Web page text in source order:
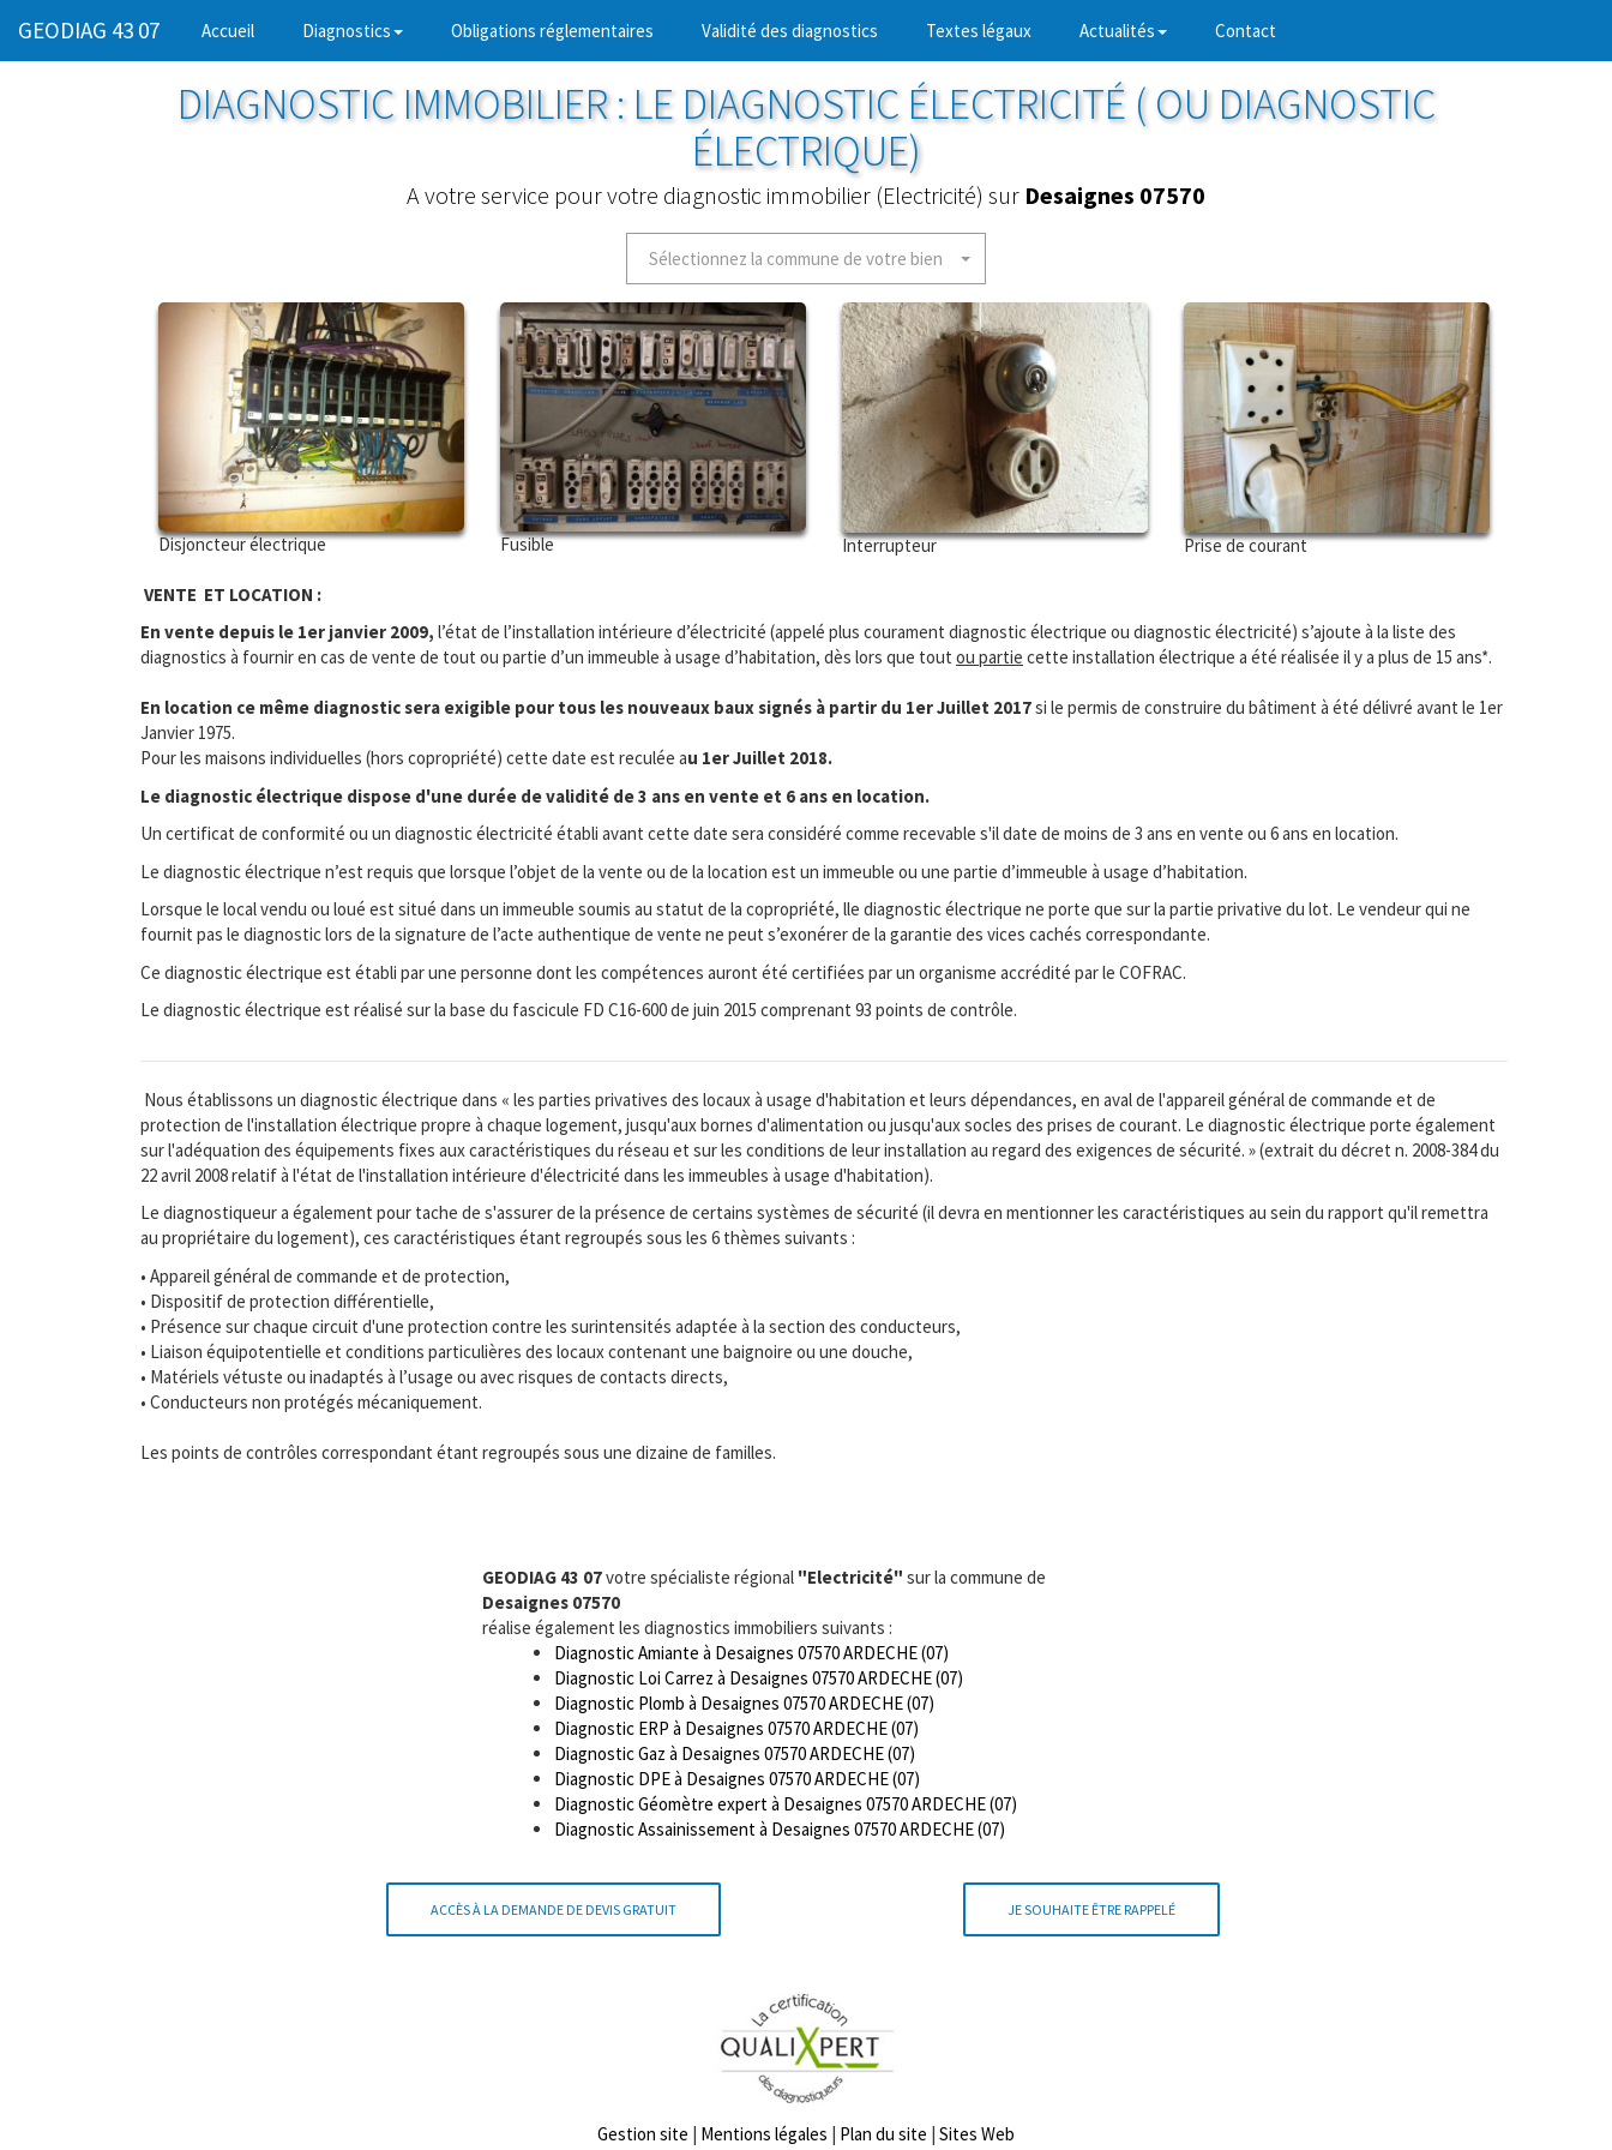
GEODIAG 43 07 Accueil (current)Diagnostics Obligations réglementaires Validité des diagnostics Textes légaux Actualités Contact
DIAGNOSTIC IMMOBILIER : LE DIAGNOSTIC ÉLECTRICITÉ ( OU DIAGNOSTIC
ÉLECTRIQUE)
A votre service pour votre diagnostic immobilier (Electricité) sur Desaignes 07570
Sélectionnez la commune de votre bien
Disjoncteur électrique Fusible Interrupteur Prise de courant
VENTE ET LOCATION :
En vente depuis le 1er janvier 2009, l’état de l’installation intérieure d’électricité (appelé plus courament diagnostic électrique ou diagnostic électricité) s’ajoute à la liste des
diagnostics à fournir en cas de vente de tout ou partie d’un immeuble à usage d’habitation, dès lors que tout ou partie cette installation électrique a été réalisée il y a plus de 15 ans*.
En location ce même diagnostic sera exigible pour tous les nouveaux baux signés à partir du 1er Juillet 2017si le permis de construire du bâtiment à été délivré avant le 1er
Janvier 1975.
Pour les maisons individuelles (hors copropriété) cette date est reculée au 1er Juillet 2018.
Le diagnostic électrique dispose d'une durée de validité de 3 ans en vente et 6 ans en location.
Un certificat de conformité ou un diagnostic électricité établi avant cette date sera considéré comme recevable s'il date de moins de 3 ans en vente ou 6 ans en location.
Le diagnostic électrique n’est requis que lorsque l’objet de la vente ou de la location est un immeuble ou une partie d’immeuble à usage d’habitation.
Lorsque le local vendu ou loué est situé dans un immeuble soumis au statut de la copropriété, lle diagnostic électrique ne porte que sur la partie privative du lot. Le vendeur qui ne
fournit pas le diagnostic lors de la signature de l’acte authentique de vente ne peut s’exonérer de la garantie des vices cachés correspondante.
Ce diagnostic électrique est établi par une personne dont les compétences auront été certifiées par un organisme accrédité par le COFRAC.
Le diagnostic électrique est réalisé sur la base du fascicule FD C16-600 de juin 2015 comprenant 93 points de contrôle.
Nous établissons un diagnostic électrique dans « les parties privatives des locaux à usage d'habitation et leurs dépendances, en aval de l'appareil général de commande et de
protection de l'installation électrique propre à chaque logement, jusqu'aux bornes d'alimentation ou jusqu'aux socles des prises de courant. Le diagnostic électrique porte également
sur l'adéquation des équipements fixes aux caractéristiques du réseau et sur les conditions de leur installation au regard des exigences de sécurité. » (extrait du décret n. 2008-384 du
22 avril 2008 relatif à l'état de l'installation intérieure d'électricité dans les immeubles à usage d'habitation).
Le diagnostiqueur a également pour tache de s'assurer de la présence de certains systèmes de sécurité (il devra en mentionner les caractéristiques au sein du rapport qu'il remettra
au propriétaire du logement), ces caractéristiques étant regroupés sous les 6 thèmes suivants :
• Appareil général de commande et de protection,
• Dispositif de protection différentielle,
• Présence sur chaque circuit d'une protection contre les surintensités adaptée à la section des conducteurs,
• Liaison équipotentielle et conditions particulières des locaux contenant une baignoire ou une douche,
• Matériels vétuste ou inadaptés à l’usage ou avec risques de contacts directs,
• Conducteurs non protégés mécaniquement.
Les points de contrôles correspondant étant regroupés sous une dizaine de familles.
GEODIAG 43 07votre spécialiste régional "Electricité" sur la commune de
Desaignes 07570
réalise également les diagnostics immobiliers suivants :
Diagnostic Amiante à Desaignes 07570 ARDECHE (07)
Diagnostic Loi Carrez à Desaignes 07570 ARDECHE (07)
Diagnostic Plomb à Desaignes 07570 ARDECHE (07)
Diagnostic ERP à Desaignes 07570 ARDECHE (07)
Diagnostic Gaz à Desaignes 07570 ARDECHE (07)
Diagnostic DPE à Desaignes 07570 ARDECHE (07)
Diagnostic Géomètre expert à Desaignes 07570 ARDECHE (07)
Diagnostic Assainissement à Desaignes 07570 ARDECHE (07)
ACCÈS À LA DEMANDE DE DEVIS GRATUIT JE SOUHAITE ÊTRE RAPPELÉ
Gestion site | Mentions légales | Plan du site | Sites Web